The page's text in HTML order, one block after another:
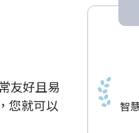
友好且易
您就可以
智